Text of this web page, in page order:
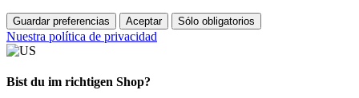
Guardar preferencias Aceptar Sólo obligatorios
Nuestra política de privacidad
Bist du im richtigen Shop?